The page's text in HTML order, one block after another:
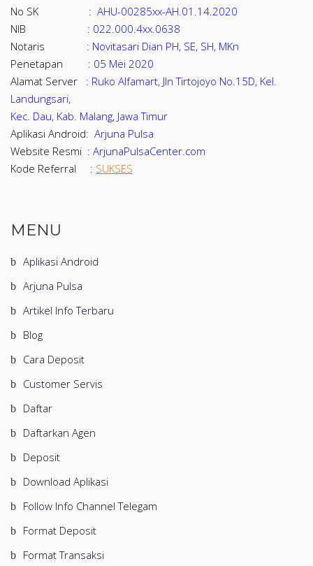
No SK : AHU-00285xx-AH.01.14.2020
NIB : 022.000.4xx.0638
Notaris : Novitasari Dian PH, SE, SH, MKn
Penetapan : 05 Mei 2020
Alamat Server : Ruko Alfamart, Jln Tirtojoyo No.15D, Kel.
Landungsari,
Kec. Dau, Kab. Malang, Jawa Timur
Aplikasi Android: Arjuna Pulsa
Website Resmi : ArjunaPulsaCenter.com
Kode Referral : SUKSES
MENU
Aplikasi Android
Arjuna Pulsa
Artikel Info Terbaru
Blog
Cara Deposit
Customer Servis
Daftar
Daftarkan Agen
Deposit
Download Aplikasi
Follow Info Channel Telegam
Format Deposit
Format Transaksi